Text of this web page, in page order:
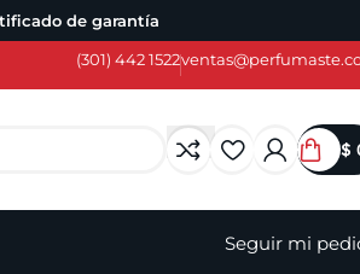
de garantía
(301) 442 1522
$
Seguir mi